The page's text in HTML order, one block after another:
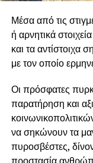
αντιπυρικής
ώστε να κάνουν
Διεκδικούμε
Προστασίας και
να σταματήσουμε
με τους ίδιους
Μέσα από τις
ή αρνητικά
και τα αντίστοιχα
με τον οποίο
Οι πρόσφατες
παρατήρηση και
να σηκώνουν τα
πυροσβέστες,